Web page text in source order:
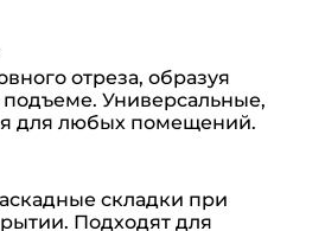
отреза, образуя
Универсальные,
для любых помещений.
складки при
Подходят для